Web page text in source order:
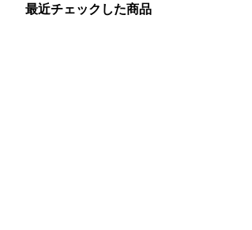
最近チェックした商品